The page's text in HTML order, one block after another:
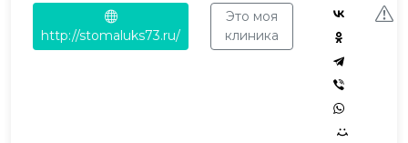
http://stomaluks73.ru/
Это моя
клиника